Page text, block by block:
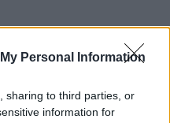
Personal Information
sharing to third parties, or
information for
hozhat a jövő